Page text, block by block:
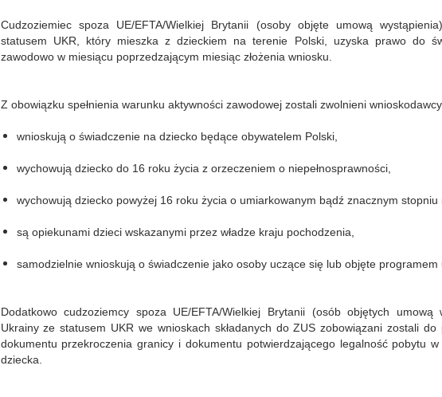
Cudzoziemiec spoza UE/EFTA/Wielkiej Brytanii (osoby objęte umową
statusem UKR, który mieszka z dzieckiem na terenie Polski, uzyska prawo do
zawodowo w miesiącu poprzedzającym miesiąc złożenia wniosku.
Z obowiązku spełnienia warunku aktywności zawodowej zostali zwolnieni
wnioskują o świadczenie na dziecko będące obywatelem Polski,
wychowują dziecko do 16 roku życia z orzeczeniem o niepełnosprawności,
wychowują dziecko powyżej 16 roku życia o umiarkowanym bądź znacznym stopniu
są opiekunami dzieci wskazanymi przez władze kraju pochodzenia,
samodzielnie wnioskują o świadczenie jako osoby uczące się lub objęte programem
Dodatkowo cudzoziemcy spoza UE/EFTA/Wielkiej Brytanii (osób objętych umową
Ukrainy ze statusem UKR we wnioskach składanych do ZUS zobowiązani zostali
dokumentu przekroczenia granicy i dokumentu potwierdzającego legalność pobytu
dziecka.